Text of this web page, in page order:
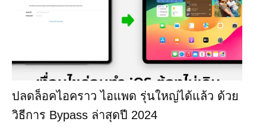
ปลดล็อคไอคราว ไอแพด รุ่นใหญ่ได้แล้ว ด้วย
วิธีการ Bypass ล่าสุดปี 2024